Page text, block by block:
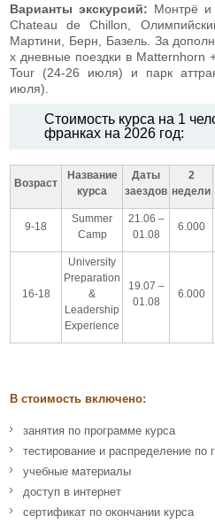
Варианты экскурсий: Монтрё и
Chateau de Chillon,
Мартини, Берн, Базель. За
х дневные поездки в
Tour (24-26 июля) и парк
июля).
Стоимость курса на 1
франках на 2026 год:
Возраст
Название
курса
Даты
заездов
2
недели
9-18
Summer
Camp
21.06 –
01.08
6.000
16-18
University
Preparation
&
Leadership
Experience
19.07 –
01.08
6.000
В стоимость включено:
занятия по программе курса
тестирование и распределение по
учебные материалы
доступ в интернет
сертификат по окончании курса